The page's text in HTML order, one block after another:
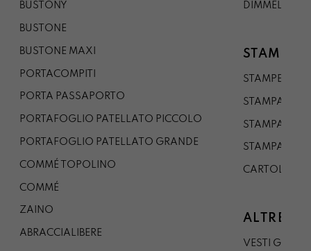
BUSTONY
BUSTONE
BUSTONE MAXI
PORTACOMPITI
PORTA PASSAPORTO
PORTAFOGLIO PATELLATO PICCOLO
PORTAFOGLIO PATELLATO GRANDE
COMMÉ TOPOLINO
COMMÉ
ZAINO
ABRACCIALIBERE
DIMMELO
STAMPE
STAMPE A5
STAMPA A3
STAMPA A1
STAMPA A0
CARTOLINA
ALTRE
VESTI